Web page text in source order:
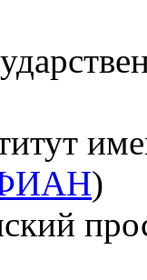
)